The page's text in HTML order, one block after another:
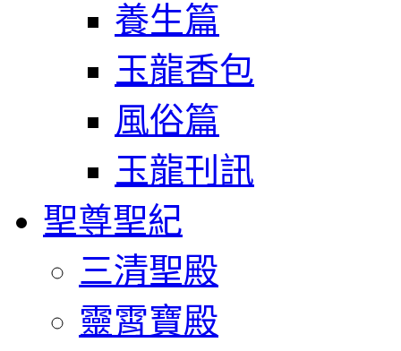
養生篇
玉龍香包
風俗篇
玉龍刊訊
聖尊聖紀
三清聖殿
靈霄寶殿